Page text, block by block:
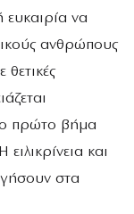
ευκαιρία να
ανθρώπους
θετικές
πρώτο βήμα
και
στα